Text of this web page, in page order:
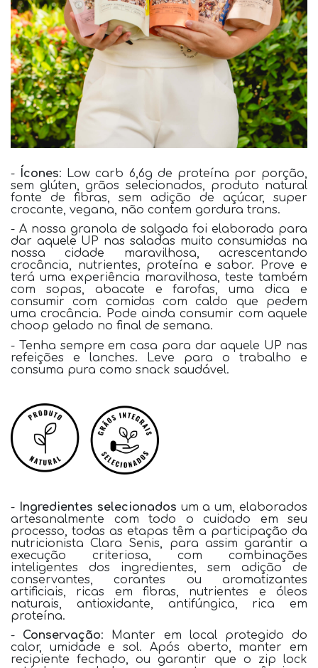
- Ícones: Low carb 6,6g de proteína por porção,
sem glúten, grãos selecionados, produto natural
fonte de fibras, sem adição de açúcar, super
crocante, vegana, não contem gordura trans.
- A nossa granola de salgada foi elaborada para
dar aquele UP nas saladas muito consumidas na
nossa cidade maravilhosa, acrescentando
crocância, nutrientes, proteína e sabor. Prove e
terá uma experiência maravilhosa, teste também
com sopas, abacate e farofas, uma dica e
consumir com comidas com caldo que pedem
uma crocância. Pode ainda consumir com aquele
choop gelado no final de semana.
- Tenha sempre em casa para dar aquele UP nas
refeições e lanches. Leve para o trabalho e
consuma pura como snack saudável.
- Ingredientes selecionados um a um, elaborados
artesanalmente com todo o cuidado em seu
processo, todas as etapas têm a participação da
nutricionista Clara Senis, para assim garantir a
execução criteriosa, com combinações
inteligentes dos ingredientes, sem adição de
conservantes, corantes ou aromatizantes
artificiais, ricas em fibras, nutrientes e óleos
naturais, antioxidante, antifúngica, rica em
proteína.
- Conservação: Manter em local protegido do
calor, umidade e sol. Após aberto, manter em
recipiente fechado, ou garantir que o zip lock